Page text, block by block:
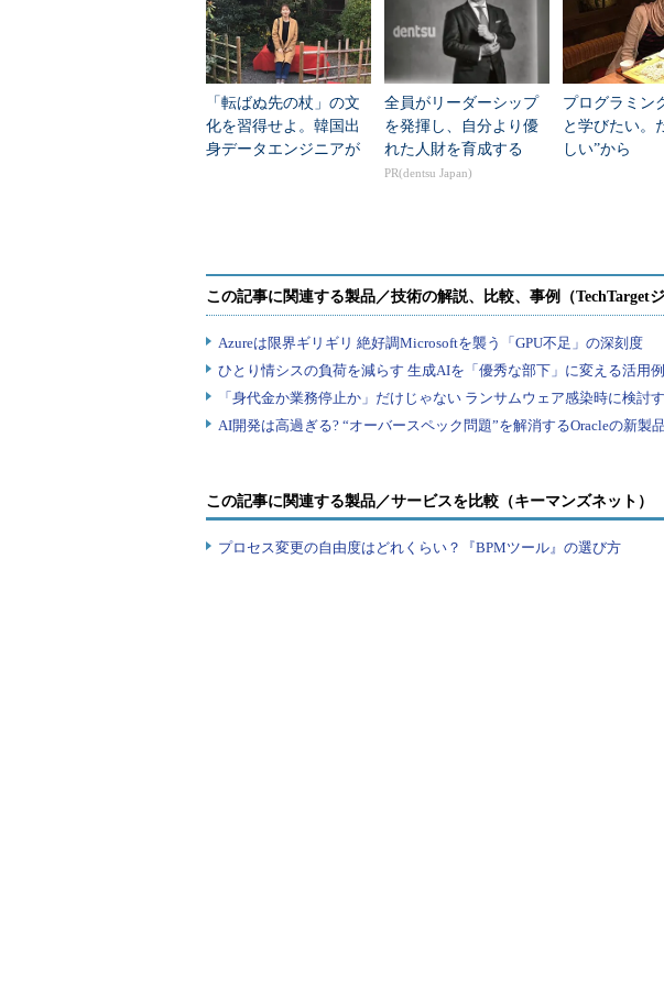
阿部川スタジオCOOとして1番大事な仕事は何ですか？
中尾氏……難しい質問ですね。最終的なゴールは、「全
運営されている」ことなので、何か問題が起きているか
かどうかを見極めるかでしょうか。
いわゆる「Problem Solving」、何か問題を発見して解決
いですね。テクノロジーがどんどん進化して、プラット
いろいろ要素が変わっていく中で、生じる問題も変わっ
ころだと思います。
ゲームが進化すれば仕事内容も変化する
「転ばぬ先の杖」の文
化を習得せよ。韓国出
身データエンジニアが
全員がリーダーシップ
を発揮し、自分より優
れた人財を育成する
PR(dentsu Japan)
プログラミン
と学びたい。
しい”から
この記事に関連する製品／サービスを比較（キーマンズネット）
プロセス変更の自由度はどれくらい？『BPMツール』の選び方